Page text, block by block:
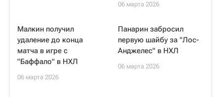
06 марта 2026
Малкин получил
удаление до конца
матча в игре с
"Баффало" в НХЛ
06 марта 2026
Панарин забросил
первую шайбу за "Лос-
Анджелес" в НХЛ
06 марта 2026